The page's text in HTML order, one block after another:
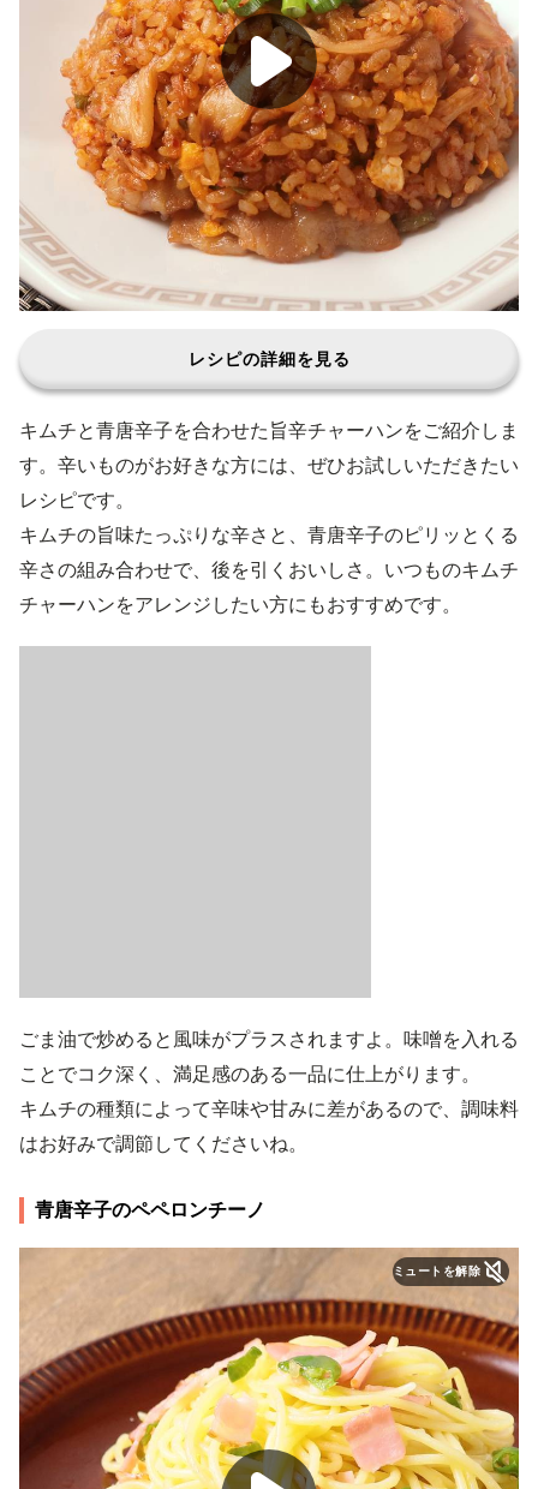
レシピの詳細を見る
キムチと青唐辛子を合わせた旨辛チャーハンをご紹介しま
す。辛いものがお好きな方には、ぜひお試しいただきたい
レシピです。
キムチの旨味たっぷりな辛さと、青唐辛子のピリッとくる
辛さの組み合わせで、後を引くおいしさ。いつものキムチ
チャーハンをアレンジしたい方にもおすすめです。
ごま油で炒めると風味がプラスされますよ。味噌を入れる
ことでコク深く、満足感のある一品に仕上がります。
キムチの種類によって辛味や甘みに差があるので、調味料
はお好みで調節してくださいね。
青唐辛子のペペロンチーノ
ミュートを解除